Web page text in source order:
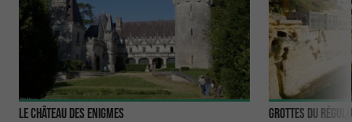
Le Château des Enigmes Grottes du